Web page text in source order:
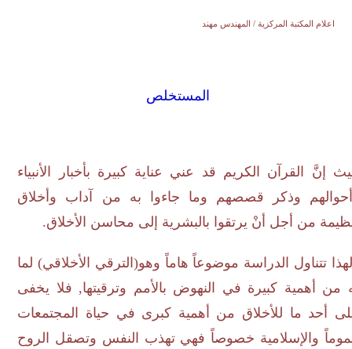
اعلام المكتبة المركزية / المهندس مهند
المستخلص
إنَّ القرآن الكريم قد عني عناية كبيرة بأخبار الأنبياء
وذكر قصصهم وما جاءوا به من آداب وأخلاق
من أجل أنْ يرتقوا بالبشرية إلى محاسن الأخلاق.
تتناول الدراسة موضوعاً هاماً وهو(الترقي الأخلاقي) لما
أهمية كبيرة في النهوض بالأمم وترقيتها, فلا يخفى
أحد ما للأخلاق من أهمية كبرى في حياة المجتمعات
والإسلامية خصوصاً فهي تهذب النفس وتصقل الروح